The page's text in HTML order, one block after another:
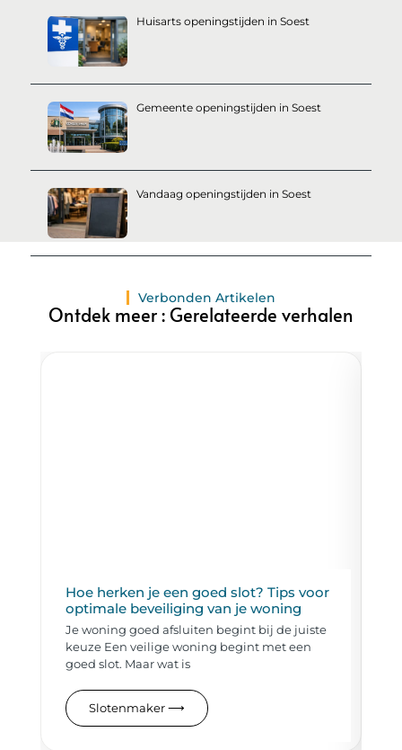
Huisarts openingstijden in Soest
Gemeente openingstijden in Soest
Vandaag openingstijden in Soest
Verbonden Artikelen
Ontdek meer : Gerelateerde verhalen
Hoe herken je een goed slot? Tips voor
optimale beveiliging van je woning
Je woning goed afsluiten begint bij de juiste
keuze Een veilige woning begint met een
goed slot. Maar wat is
Slotenmaker⟶